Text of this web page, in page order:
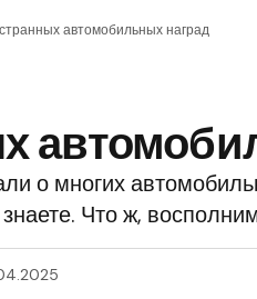
автомобильных наград
о многих
Что ж,